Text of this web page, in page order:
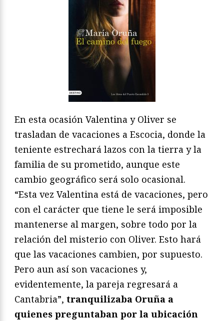
En esta ocasión Valentina y Oliver se
trasladan de vacaciones a Escocia, donde la
teniente estrechará lazos con la tierra y la
familia de su prometido, aunque este
cambio geográfico será solo ocasional.
“Esta vez Valentina está de vacaciones, pero
con el carácter que tiene le será imposible
mantenerse al margen, sobre todo por la
relación del misterio con Oliver. Esto hará
que las vacaciones cambien, por supuesto.
Pero aun así son vacaciones y,
evidentemente, la pareja regresará a
Cantabria”, tranquilizaba Oruña a
quienes preguntaban por la ubicación